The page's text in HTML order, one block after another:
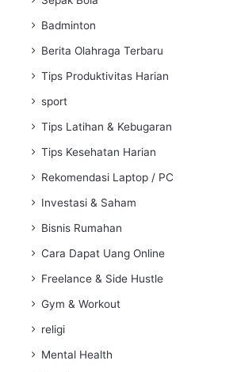
Badminton
Berita Olahraga Terbaru
Tips Produktivitas Harian
sport
Tips Latihan & Kebugaran
Tips Kesehatan Harian
Rekomendasi Laptop / PC
Investasi & Saham
Bisnis Rumahan
Cara Dapat Uang Online
Freelance & Side Hustle
Gym & Workout
religi
Mental Health